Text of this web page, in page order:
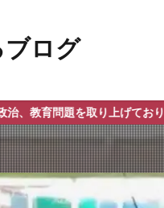
り上げております。